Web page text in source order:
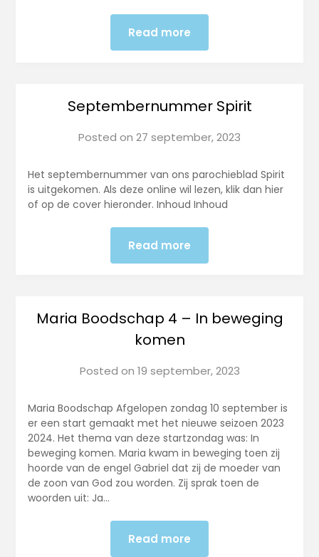
Read more
Septembernummer Spirit
Posted on 27 september, 2023
Het septembernummer van ons parochieblad Spirit
is uitgekomen. Als deze online wil lezen, klik dan hier
of op de cover hieronder. Inhoud Inhoud
Read more
Maria Boodschap 4 – In beweging
komen
Posted on 19 september, 2023
Maria Boodschap Afgelopen zondag 10 september is
er een start gemaakt met het nieuwe seizoen 2023
2024. Het thema van deze startzondag was: In
beweging komen. Maria kwam in beweging toen zij
hoorde van de engel Gabriel dat zij de moeder van
de zoon van God zou worden. Zij sprak toen de
woorden uit: Ja…
Read more